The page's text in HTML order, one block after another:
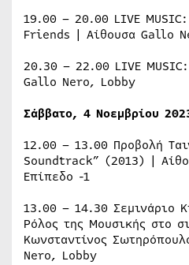
19.00 – 20.00 LIVE
Friends | Αίθουσα Gallo
20.30 – 22.00 LIVE
Gallo Nero, Lobby
Σάββατο, 4 Νοεμβρίου
12.00 – 13.00 Προβολή
Soundtrack” (2013) |
Επίπεδο -1
13.00 – 14.30 Σεμινάριο
Ρόλος της Μουσικής στο
Κωνσταντίνος
Nero, Lobby